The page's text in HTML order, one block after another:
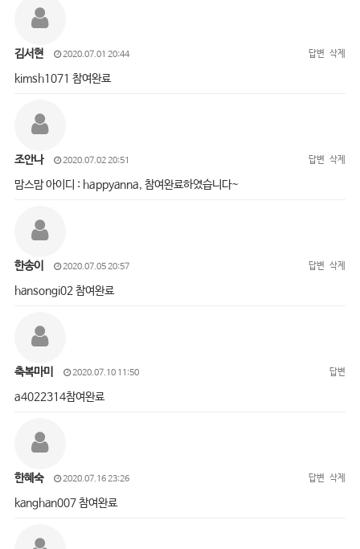
김서현 2020.07.01 20:44 답변 삭제
kimsh1071 참여완료
조안나 2020.07.02 20:51 답변 삭제
맘스맘 아이디 : happyanna, 참여완료하였습니다~
한송이 2020.07.05 20:57 답변 삭제
hansongi02 참여완료
축복마미 2020.07.10 11:50 답변
a4022314참여완료
한혜숙 2020.07.16 23:26 답변 삭제
kanghan007 참여완료